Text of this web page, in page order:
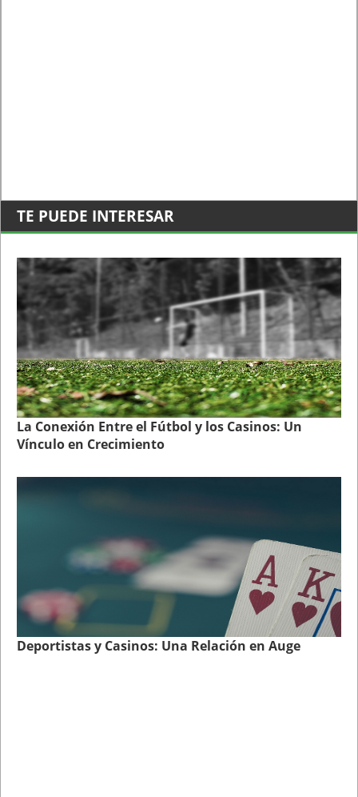
TE PUEDE INTERESAR
La Conexión Entre el Fútbol y los Casinos: Un
Vínculo en Crecimiento
Deportistas y Casinos: Una Relación en Auge